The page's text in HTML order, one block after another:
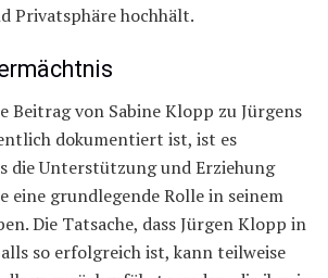
Privatsphäre hochhält.
Beitrag von Sabine Klopp zu Jürgens
dokumentiert ist, ist es
die Unterstützung und Erziehung
eine grundlegende Rolle in seinem
Die Tatsache, dass Jürgen Klopp in
so erfolgreich ist, kann teilweise